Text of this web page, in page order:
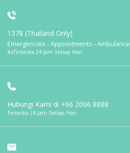
1378 (Thailand Only)
Emergencies - Appointments - Ambulance
AvTersedia 24 Jam Setiap Hari
Hubungi Kami di +66 2066 8888
Tersedia 24 Jam Setiap Hari